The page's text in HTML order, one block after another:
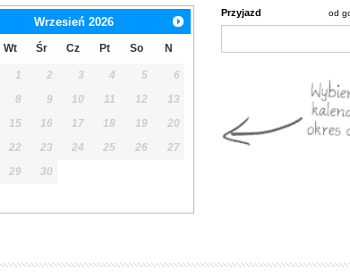
Wrzesień 2026
Wt Śr Cz Pt So N
1 2 3 4 5
6
8 9 10 11 12
13
15 16 17 18 19
20
22 23 24 25 26
27
29 30
Przyjazd od